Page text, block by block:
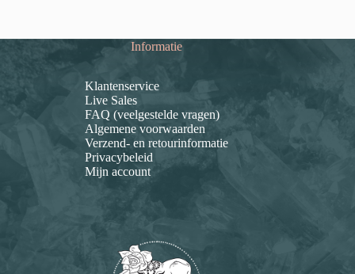
Informatie
Klantenservice
Live Sales
FAQ (veelgestelde vragen)
Algemene voorwaarden
Verzend- en retourinformatie
Privacybeleid
Mijn account